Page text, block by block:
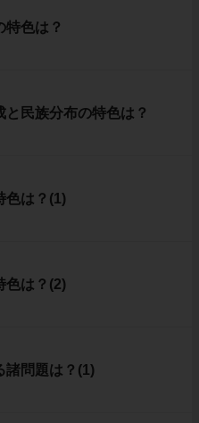
特色は？
と民族分布の特色は？
色は？(1)
色は？(2)
諸問題は？(1)